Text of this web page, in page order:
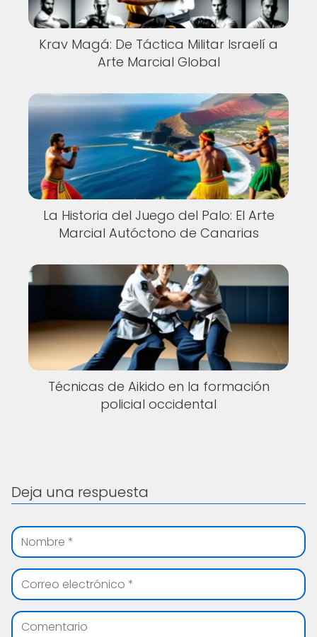
Krav Magá: De Táctica Militar Israelí a
Arte Marcial Global
La Historia del Juego del Palo: El Arte
Marcial Autóctono de Canarias
Técnicas de Aikido en la formación
policial occidental
Deja una respuesta